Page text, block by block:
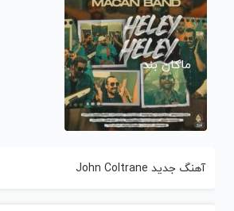
ماکان بند
آهنگ جدید John Coltrane